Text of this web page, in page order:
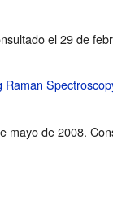
el 29 de
Raman
mayo de 2008.